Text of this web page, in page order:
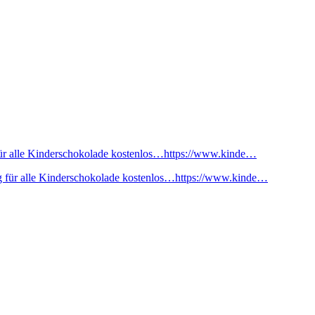
alle Kinderschokolade kostenlos…https://www.kinde…
für alle Kinderschokolade kostenlos…https://www.kinde…